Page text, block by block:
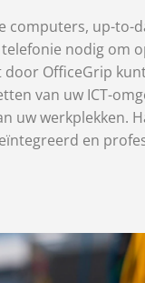
up-to-
nodig om
OfficeGrip
van uw ICT-
uw werkplekken.
en